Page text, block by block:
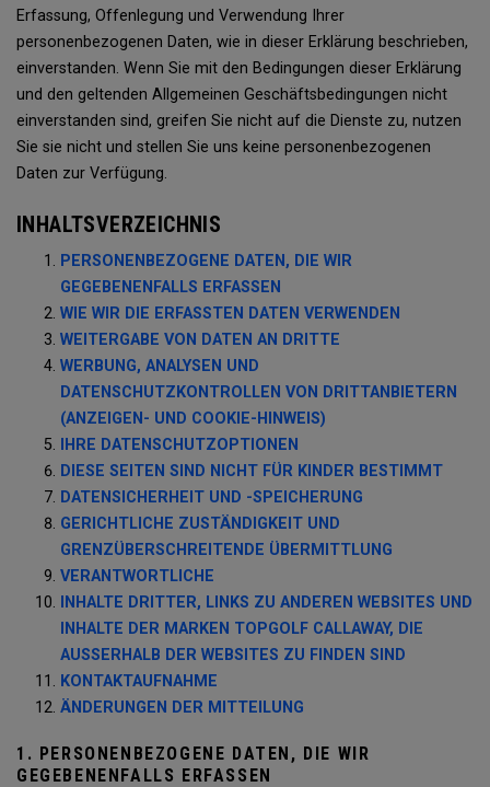
Erfassung, Offenlegung und Verwendung Ihrer
personenbezogenen Daten, wie in dieser Erklärung beschrieben,
einverstanden. Wenn Sie mit den Bedingungen dieser Erklärung
und den geltenden Allgemeinen Geschäftsbedingungen nicht
einverstanden sind, greifen Sie nicht auf die Dienste zu, nutzen
Sie sie nicht und stellen Sie uns keine personenbezogenen
Daten zur Verfügung.
INHALTSVERZEICHNIS
PERSONENBEZOGENE DATEN, DIE WIR
GEGEBENENFALLS ERFASSEN
WIE WIR DIE ERFASSTEN DATEN VERWENDEN
WEITERGABE VON DATEN AN DRITTE
WERBUNG, ANALYSEN UND
DATENSCHUTZKONTROLLEN VON DRITTANBIETERN
(ANZEIGEN- UND COOKIE-HINWEIS)
IHRE DATENSCHUTZOPTIONEN
DIESE SEITEN SIND NICHT FÜR KINDER BESTIMMT
DATENSICHERHEIT UND -SPEICHERUNG
GERICHTLICHE ZUSTÄNDIGKEIT UND
GRENZÜBERSCHREITENDE ÜBERMITTLUNG
VERANTWORTLICHE
INHALTE DRITTER, LINKS ZU ANDEREN WEBSITES UND
INHALTE DER MARKEN TOPGOLF CALLAWAY, DIE
AUSSERHALB DER WEBSITES ZU FINDEN SIND
KONTAKTAUFNAHME
ÄNDERUNGEN DER MITTEILUNG
1. PERSONENBEZOGENE DATEN, DIE WIR
GEGEBENENFALLS ERFASSEN